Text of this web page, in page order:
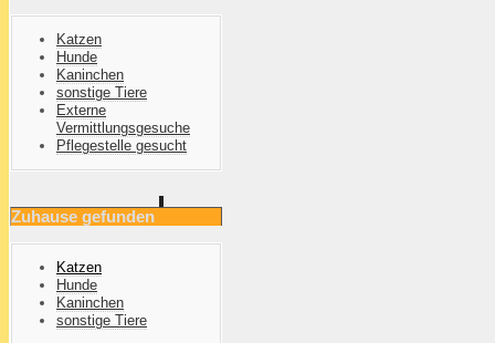
Katzen
Hunde
Kaninchen
sonstige Tiere
Externe
Vermittlungsgesuche
Pflegestelle gesucht
Zuhause gefunden
Katzen
Hunde
Kaninchen
sonstige Tiere